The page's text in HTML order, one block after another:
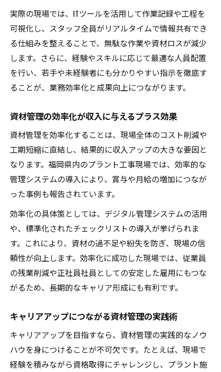
実際の現場では、ITツールを活用して作業記録や工程を
可視化し、スタッフ全員がリアルタイムで情報共有でき
る仕組みを整えることで、無駄な作業や資材ロスが減少
します。さらに、経験やスキルに応じて最適な人員配置
を行い、若手や未経験者にも分かりやすい指示を徹底す
ることが、業務効率化と成果向上につながります。
資材管理の効率化が収入に与えるプラス効果
資材管理を効率化することは、現場全体のコスト削減や
工期短縮に直結し、結果的に収入アップの大きな要因と
なります。福岡県内のプラント工事現場では、効率的な
管理システムの導入により、賞与や月給の増加につなが
った事例も報告されています。
効率化の具体策としては、デジタル管理システムの活用
や、標準化されたチェックリストの導入が挙げられま
す。これにより、資材の過不足や紛失を防ぎ、現場の信
頼性が向上します。効率化に成功した現場では、従業員
の残業削減や正社員社員としての安定した雇用にもつな
がるため、長期的なキャリア形成にも有利です。
キャリアアップにつながる資材管理の実践術
キャリアアップを目指すなら、資材管理の実践的なノウ
ハウを身につけることが不可欠です。たとえば、現場で
経験を積みながら資格取得にチャレンジし、プラント施